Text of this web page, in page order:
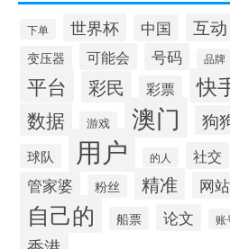
下单 世界杯 中国 互动
变压器 可能会 号码 品牌
平台 彩民 彩票 快
数据 游戏 澳门 狗
球队
用户 的人 社交
管家婆 粉丝 精准 网站
自己的 船票 论文 账